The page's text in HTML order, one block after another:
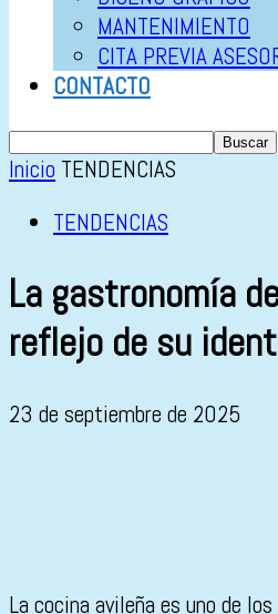
MANTENIMIENTO
CITA PREVIA
CONTACTO
Inicio TENDENCIAS
TENDENCIAS
La gastronomía
reflejo de su
23 de septiembre de 2025
La cocina avileña es uno de